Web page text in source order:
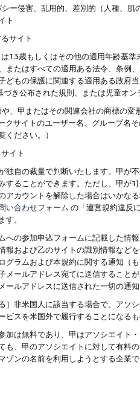
ー侵害、乱用的、差別的（人種、
ト
サイト
13歳もしくはその他の適用年齢基
またはすべての適用ある法令、条例
どもの保護に関連する適用ある政府
き公布された規則、または児童オン
、甲またはその関連会社の商標の
クサイトのユーザー名、グループ名
ください。）
イト
独自の裁量で判断いたします。甲が
することができます。ただし、甲が
アカウントを解除した場合はいかな
い合わせフォーム の「運営規約違反
す。
への参加申込フォームに記載した情
報および乙のサイトの識別情報など
グラムおよび本規約に関する通知（
メールアドレス宛てに送信すること
ールアドレスに送信された一切の通
］非米国人に該当する場合で、アソ
ビスを米国外で履行することになる
加は無料であり、甲はアソシエイト
も、甲のアソシエイトに対して有料
ゾンの名前を利用しようとする企業